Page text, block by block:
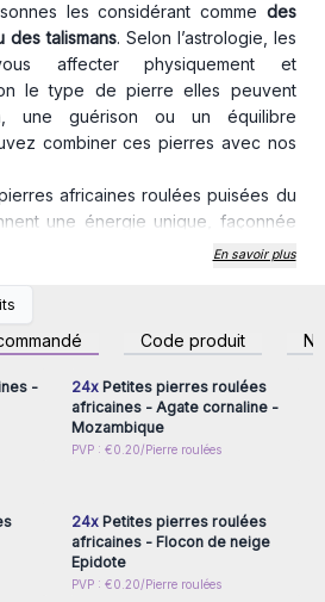
les considérant comme des
des talismans. Selon l’astrologie, les
affecter physiquement et
le type de pierre elles peuvent
une guérison ou un équilibre
combiner ces pierres avec nos
africaines roulées puisées du
une énergie unique, façonnée
de la Terre pendant des
roulées africaines naturelles
et concept stores spirituels à la
énergétiques, artisanaux et
de confiance,nous garantissons
et nous engageons à fournir des
petites pierres africaines pour
et offrez à vos clients des
parfaites pour la lithothérapie,
créations artisanales, tout en
En savoir plus
Code produit
-
inscrivez-vous pour
accéder aux prix de gros
24xPetites pierres roulées
africaines - Agate cornaline -
Mozambique
PVP : €0.20/Pierre roulées
Connectez-vous ou
24xPetites pierres roulées
africaines - Flocon de neige
Epidote
PVP : €0.20/Pierre roulées
Connectez-vous ou